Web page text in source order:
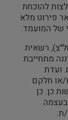
להוכחת
פירוט מלא
של המועמד.
רשאית
מתחייבת
ועדת
או חלקם
כן. כן
ת.